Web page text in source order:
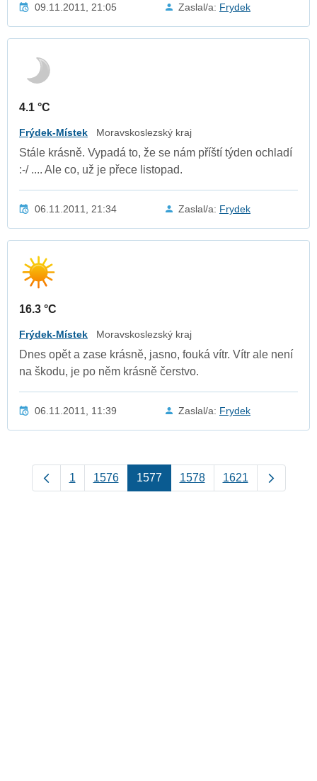
09.11.2011, 21:05 Zaslal/a: Frydek
4.1 °C
Frýdek-Místek Moravskoslezský kraj
Stále krásně. Vypadá to, že se nám příští týden ochladí
:-/ .... Ale co, už je přece listopad.
06.11.2011, 21:34 Zaslal/a: Frydek
16.3 °C
Frýdek-Místek Moravskoslezský kraj
Dnes opět a zase krásně, jasno, fouká vítr. Vítr ale není
na škodu, je po něm krásně čerstvo.
06.11.2011, 11:39 Zaslal/a: Frydek
1 1576 1577 1578 1621